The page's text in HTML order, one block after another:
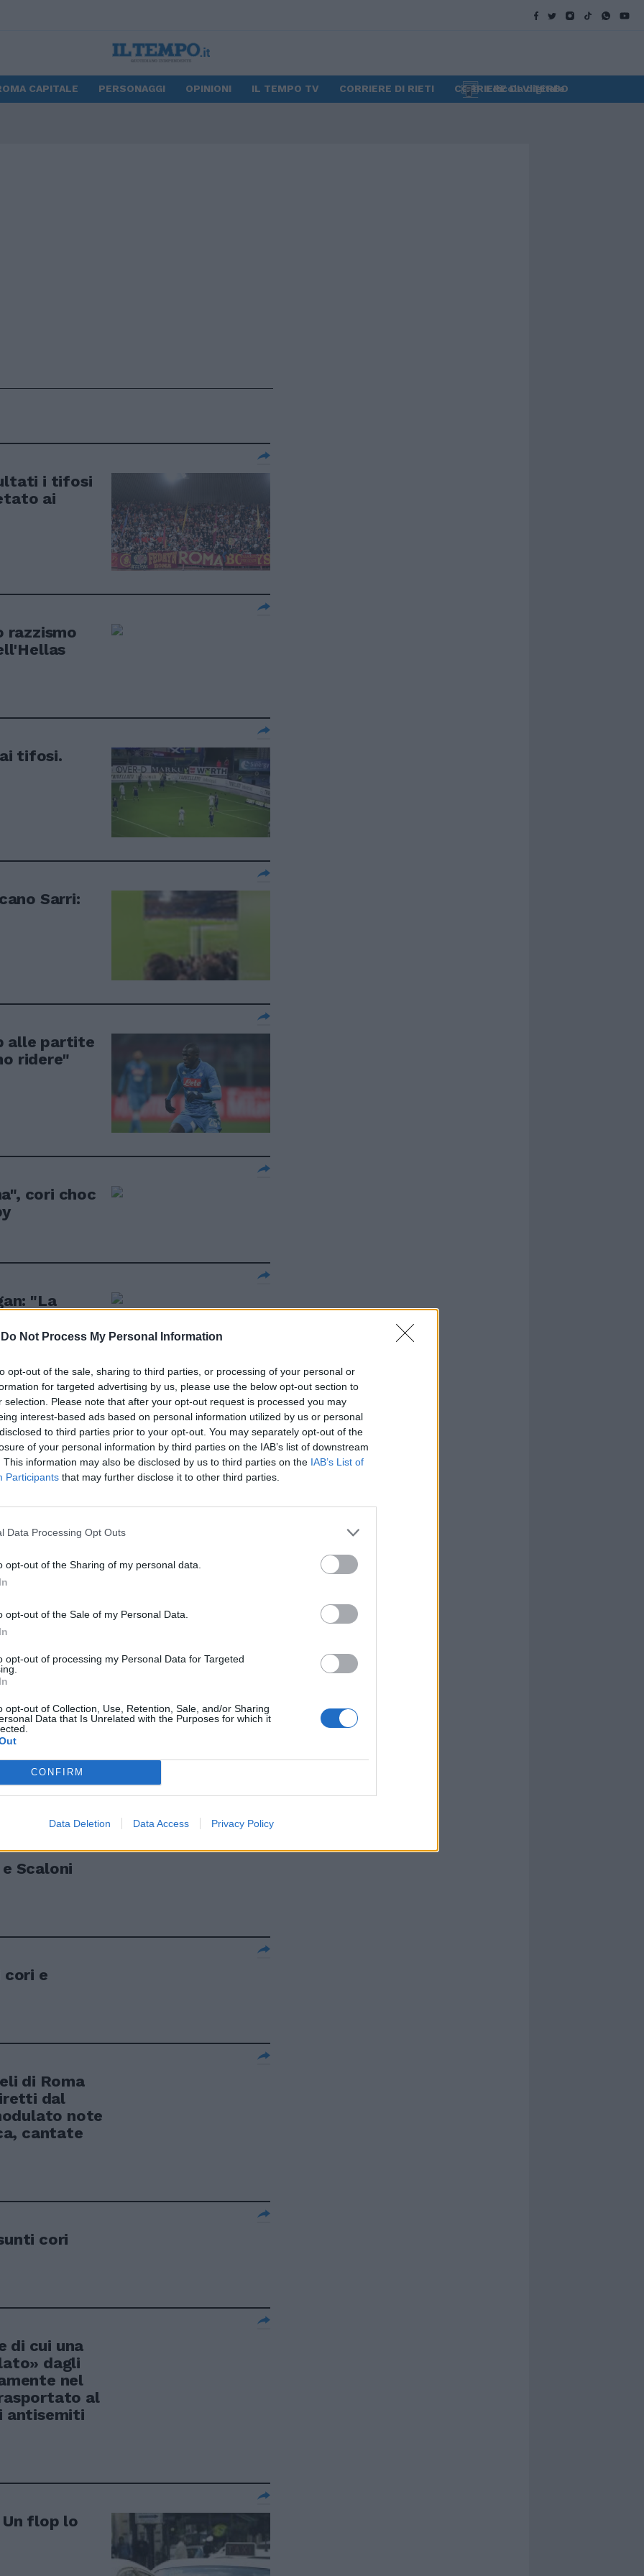
Do Not Process My Personal Information
opt-out of the sale, sharing to third parties, or processing of your personal or
for targeted advertising by us, please use the below opt-out section to
selection. Please note that after your opt-out request is processed you may
interest-based ads based on personal information utilized by us or personal
to third parties prior to your opt-out. You may separately opt-out of the
of your personal information by third parties on the IAB’s list of downstream
This information may also be disclosed by us to third parties on the IAB’s List of
Participants that may further disclose it to other third parties.
Data Processing Opt Outs
opt-out of the Sharing of my personal data.
opt-out of the Sale of my Personal Data.
opt-out of processing my Personal Data for Targeted
opt-out of Collection, Use, Retention, Sale, and/or Sharing
Data that Is Unrelated with the Purposes for which it
CONFIRM
Data Deletion Data Access Privacy Policy
CAPITALE PERSONAGGI OPINIONI IL TEMPO TV CORRIERE DI RIETI CORRIERE DI VITERBO
Edicola digitale
i tifosi
ai
razzismo
tifosi.
Sarri:
alle partite
ridere"
cori choc
"La
foibe"
i vip rossi
parlo"
turni,
rischia
Scaloni
cori e
di Roma
dal
note
cantate
cori
di cui una
dagli
nel
al
antisemiti
flop lo